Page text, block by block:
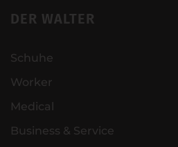
DER WALTER
Schuhe
Worker
Medical
Business & Service